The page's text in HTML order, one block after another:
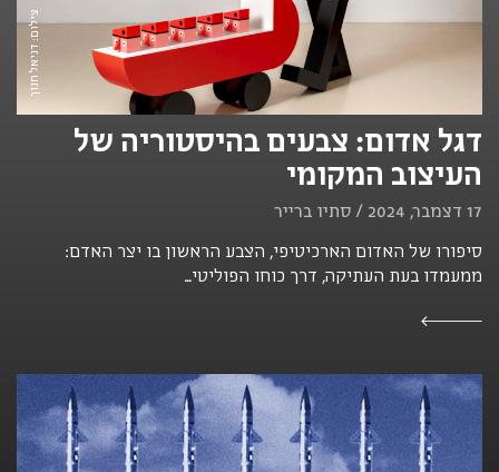
צילום: דניאל חנוך
דגל אדום: צבעים בהיסטוריה של
העיצוב המקומי
17 דצמבר, 2024 / סתיו ברייר
סיפורו של האדום הארכיטיפי, הצבע הראשון בו יצר האדם:
ממעמדו בעת העתיקה, דרך כוחו הפוליטי...